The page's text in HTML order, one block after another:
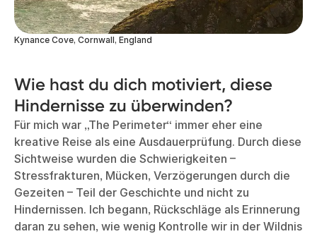
Kynance Cove, Cornwall, England
Wie hast du dich motiviert, diese
Hindernisse zu überwinden?
Für mich war „The Perimeter“ immer eher eine
kreative Reise als eine Ausdauerprüfung. Durch diese
Sichtweise wurden die Schwierigkeiten –
Stressfrakturen, Mücken, Verzögerungen durch die
Gezeiten – Teil der Geschichte und nicht zu
Hindernissen. Ich begann, Rückschläge als Erinnerung
daran zu sehen, wie wenig Kontrolle wir in der Wildnis